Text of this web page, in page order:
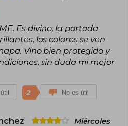
Es divino, la portada
los colores se ven
Vino bien protegido y
sin duda mi mejor
2 No es útil
Miércoles